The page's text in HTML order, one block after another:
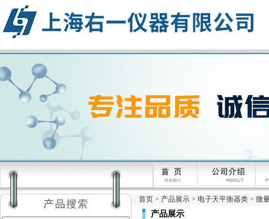
首页 > 产品展示 > 电子天平衡器类 > 微
产品展示